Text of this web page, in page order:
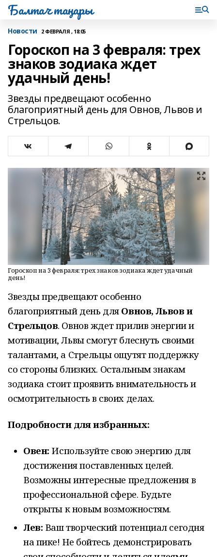
Балтач таңнары
Новости 2 ФЕВРАЛЯ , 18:05
Гороскоп на 3 февраля: трех
знаков зодиака ждет
удачный день!
Звезды предвещают особенно
благоприятный день для Овнов, Львов и
Стрельцов.
Гороскоп на 3 февраля: трех знаков зодиака ждет удачный
день!
Звезды предвещают особенно
благоприятный день для Овнов, Львов и
Стрельцов. Овнов ждет прилив энергии и
мотивации, Львы смогут блеснуть своими
талантами, а Стрельцы ощутят поддержку
со стороны близких. Остальным знакам
зодиака стоит проявить внимательность и
осмотрительность в своих делах.
Подробности для избранных:
Овен: Используйте свою энергию для
достижения поставленных целей.
Возможны интересные предложения в
профессиональной сфере. Будьте
открыты к новым возможностям.
Лев: Ваш творческий потенциал сегодня
на пике! Не бойтесь демонстрировать